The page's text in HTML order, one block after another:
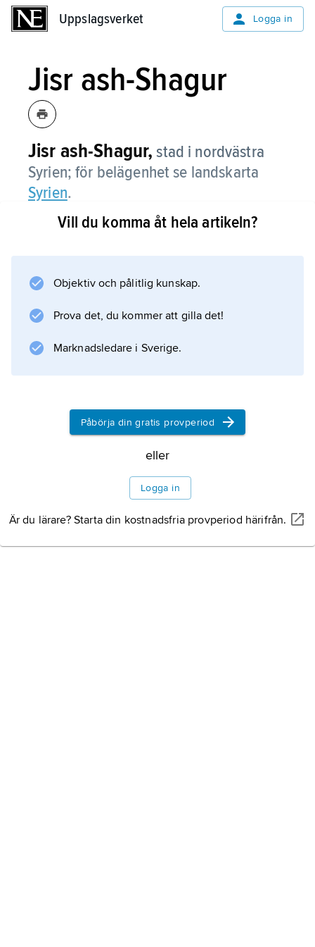
Uppslagsverket Logga in
Jisr ash-Shagur
Jisr ash-Shagur, stad i nordvästra
Syrien; för belägenhet se landskarta
Syrien.
Information om artikeln
Vill du komma åt hela artikeln?
Objektiv och pålitlig kunskap.
Prova det, du kommer att gilla det!
Marknadsledare i Sverige.
Påbörja din gratis provperiod
eller
Logga in
Är du lärare? Starta din kostnadsfria provperiod härifrån.